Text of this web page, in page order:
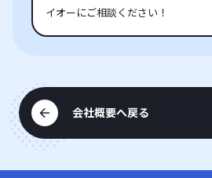
イオーにご相談ください！
会社概要へ戻る